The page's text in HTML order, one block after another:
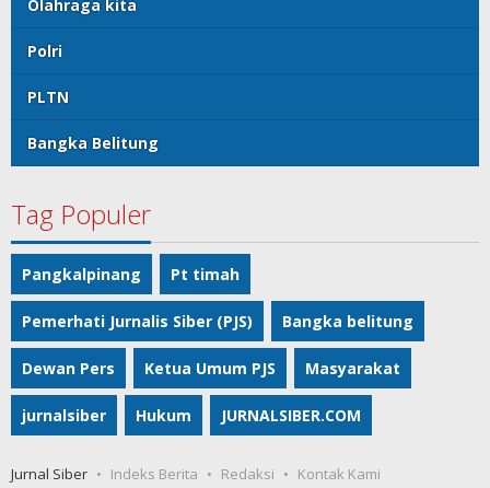
Olahraga kita
Polri
PLTN
Bangka Belitung
Tag Populer
Pangkalpinang Pt timah
Pemerhati Jurnalis Siber (PJS) Bangka belitung
Dewan Pers Ketua Umum PJS Masyarakat
jurnalsiber Hukum JURNALSIBER.COM
Jurnal Siber Indeks Berita Redaksi Kontak Kami